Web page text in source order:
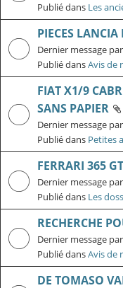
Publié dans Les
PIECES
Dernier message par
Publié dansAvis de
FIAT X1/9
SANS PAPIER
Dernier message par
Publié dans Petites
FERRARI 365
Dernier message par
Publié dans Les
RECHERCHE
Dernier message par
Publié dansAvis de
DE TOMASO